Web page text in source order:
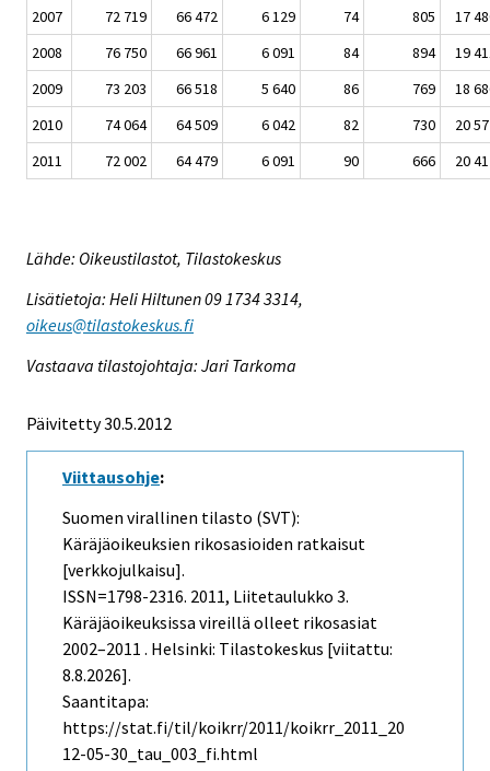
2007
72 719 66 472 6 129 74 805
17
2008
76 750 66 961 6 091 84 894
19
2009
73 203 66 518 5 640 86 769
18
2010
74 064 64 509 6 042 82 730
20
2011
72 002 64 479 6 091 90 666 20
Lähde: Oikeustilastot, Tilastokeskus
Lisätietoja: Heli Hiltunen 09 1734 3314,
oikeus@tilastokeskus.fi
Vastaava tilastojohtaja: Jari Tarkoma
Päivitetty 30.5.2012
Viittausohje:
Suomen virallinen tilasto (SVT):
Käräjäoikeuksien rikosasioiden ratkaisut
[verkkojulkaisu].
ISSN=1798-2316. 2011, Liitetaulukko 3.
Käräjäoikeuksissa vireillä olleet rikosasiat
2002–2011 . Helsinki: Tilastokeskus [viitattu:
8.8.2026].
Saantitapa:
https://stat.fi/til/koikrr/2011/koikrr_2011_20
12-05-30_tau_003_fi.html